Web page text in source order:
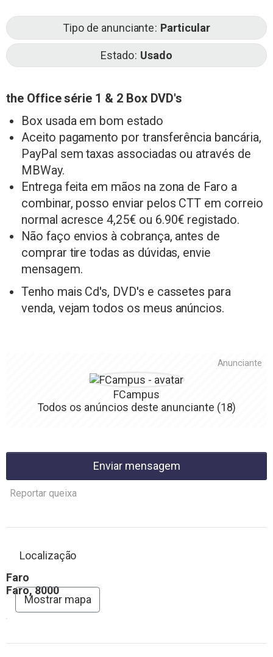
Tipo de anunciante Particular
Estado Usado
the Office série 1 & 2 Box DVD's
Box usada em bom estado
Aceito pagamento por transferência bancária,
PayPal sem taxas associadas ou através de
MBWay.
Entrega feita em mãos na zona de Faro a
combinar, posso enviar pelos CTT em correio
normal acresce 4,25€ ou 6.90€ registado.
Não faço envios à cobrança, antes de
comprar tire todas as dúvidas, envie
mensagem.
Tenho mais Cd's, DVD's e cassetes para
venda, vejam todos os meus anúncios.
Anunciante
FCampus
Todos os anúncios deste anunciante (18)
Enviar mensagem
Reportar queixa
Localização
Faro
Faro, 8000
Mostrar mapa